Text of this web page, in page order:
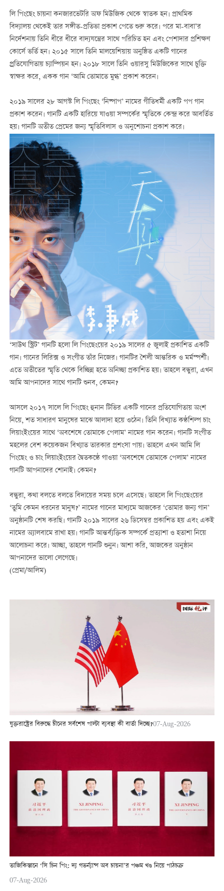
লি পিংছেং চায়না কনজারভেটরি অফ মিউজিক থেকে স্বাতক হন। প্রাথমিক
বিদ্যালয় থেকেই তার সঙ্গীত-প্রতিভা প্রকাশ পেতে শুরু করে। পরে মা-বাবা’র
নির্দেশনায় তিনি ধীরে ধীরে বাদ্যযন্ত্রের সাথে পরিচিত হন এবং পেশাদার প্রশিক্ষণ
কোর্সে ভর্তি হন। ২০১৫ সালে তিনি মালয়েশিয়ায় অনুষ্ঠিত একটি গানের
প্র্রতিযোগিতায় চ্যাম্পিয়ন হন। ২০১৮ সালে তিনি ওয়ারসু মিউজিকের সাথে চুক্তি
স্বাক্ষর করে, একক গান ‘আমি তোমাতে মুগ্ধ’ প্রকাশ করেন।
২০১৯ সালের ২৮ আগস্ট লি পিংছেং ‘নিষ্পাপ’ নামের গীতিধর্মী একটি পপ গান
প্রকাশ করেন। গানটি একটি হারিয়ে যাওয়া সম্পর্কের স্মৃতিকে কেন্দ্র করে আবর্তিত
হয়। গানটি অতীত প্রেমের জন্য স্মৃতিবিলাস ও অনুশোচনা প্রকাশ করে।
‘সাউথ স্ট্রিট’ গানটি হলো লি পিংছেংয়ের ২০১৯ সালের ৫ জুলাই প্রকাশিত একটি
গান। গানের লিরিক্স ও সংগীত তাঁর নিজের। গানটির শৈলী আন্তরিক ও মর্মস্পর্শী।
এতে অতীতের স্মৃতি থেকে বিচ্ছিন্ন হতে অনিচ্ছা প্রকাশিত হয়। তাহলে বন্ধুরা, এখন
আমি আপনাদের সাথে গানটি শুনব, কেমন?
আসলে ২০১৭ সালে লি পিংছেং হুনান টিভির একটি গানের প্রতিযোগিতায় অংশ
নিয়ে, শত সাধারণ মানুষের মাঝে আলাদা হয়ে ওঠেন। তিনি বিখ্যাত কণ্ঠশিল্প চাং
লিয়াংইংয়ের সাথে ‘অবশেষে তোমাকে পেলাম’ নামের গান করেন। গানটি সংগীত
মহলের বেশ কয়েকজন বিখ্যাত তারকার প্রশংসা পায়। তাহলে এখন আমি লি
পিংছেং ও চাং লিয়াংইংয়ের দ্বৈতকণ্ঠে গাওয়া ‘অবশেষে তোমাকে পেলাম’ নামের
গানটি আপনাদের শোনাই। কেমন?
বন্ধুরা, কথা বলতে বলতে বিদায়ের সময় চলে এসেছে। তাহলে লি পিংছেংয়ের
‘তুমি কেমন ধরনের মানুষ?’ নামের গানের মাধ্যমে আজকের ‘তোমার জন্য গান’
অনুষ্ঠানটি শেষ করছি। গানটি ২০১৯ সালের ২৬ ডিসেম্বর প্রকাশিত হয় এবং একই
নামের অ্যালবামে রাখা হয়। গানটি আন্তর্ব্যক্তিক সম্পর্কে প্রত্যাশা ও হতাশা নিয়ে
আলোচনা করে। আচ্ছা, তাহলে গানটি শুনুন। আশা করি, আজকের অনুষ্ঠান
আপনাদের ভালো লেগেছে।
(প্রেমা/আলিম)
যুক্তরাষ্ট্রের বিরুদ্ধে চীনের সর্বশেষ পাল্টা ব্যবস্থা কী বার্তা দিচ্ছে?07-Aug-2026
তাজিকিস্তানে ‘সি চিন পিং: দ্য গভর্ন্যান্স অব চায়না’র পঞ্চম খণ্ড নিয়ে পাঠচক্র
07-Aug-2026